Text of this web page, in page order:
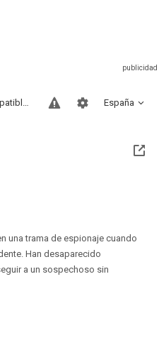
España
Sitios compatibles
una trama de espionaje cuando
Han desaparecido
a un sospechoso sin